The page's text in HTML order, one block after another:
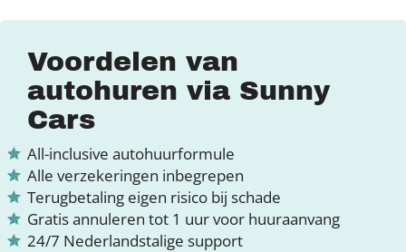
Voordelen van
autohuren via Sunny
Cars
All-inclusive autohuurformule
Alle verzekeringen inbegrepen
Terugbetaling eigen risico bij schade
Gratis annuleren tot 1 uur voor huuraanvang
24/7 Nederlandstalige support